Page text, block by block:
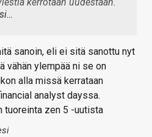
kerrotaan uudestaan.
sanoin, eli ei sitä sanottu nyt
vähän ylempää ni se on
alla missä kerrataan
analyst dayssa.
tuoreinta zen 5 -uutista